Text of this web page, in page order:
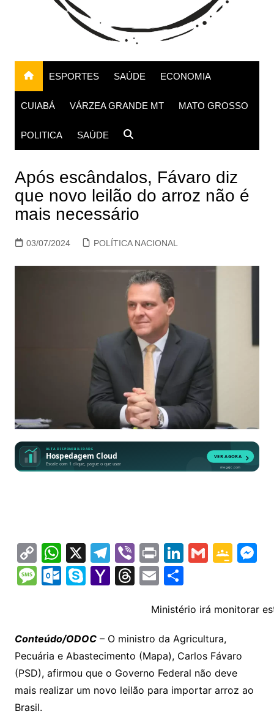
ESPORTES SAÚDE ECONOMIA
CUIABÁ VÁRZEA GRANDE MT MATO GROSSO
POLITICA SAÚDE
Após escândalos, Fávaro diz
que novo leilão do arroz não é
mais necessário
03/07/2024 POLÍTICA NACIONAL
C
o
p
Li
n
k
W
h
at
A
p
p
X T
el
e
a
m
Vi
b
er
Pr
in
t
Li
n
k
e
dI
n
G
l
G
gl
Cl
a
s
M
s
M
s
a
g
e
O
o
k.
c
o
S
p
e
Y
o
o
M
ai
T
a
d
s
E
ai
l
S
ar
e
Ministério irá monitorar
Conteúdo/ODOC– O ministro da Agricultura,
Pecuária e Abastecimento (Mapa), Carlos Fávaro
(PSD), afirmou que o Governo Federal não deve
mais realizar um novo leilão para importar arroz ao
Brasil.